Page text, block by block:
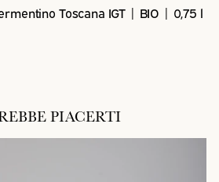
Toscana IGT | BIO | 0,75 l
PIACERTI